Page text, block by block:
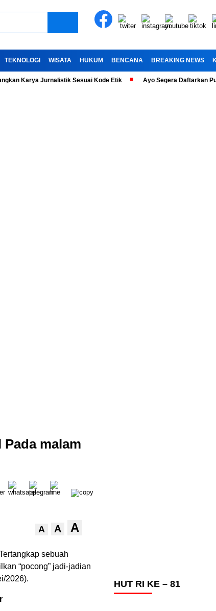
TEKNOLOGI WISATA HUKUM BENCANA BREAKING NEWS
Jurnalistik Sesuai Kode Etik Ayo Segera Daftarkan Putra
malam
A A A
sebuah
“pocong” jadi-jadian
2026).
HUT RI KE – 81